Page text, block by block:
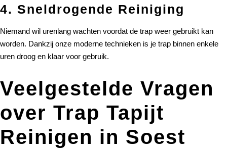
4. Sneldrogende Reiniging
Niemand wil urenlang wachten voordat de trap weer gebruikt kan
worden. Dankzij onze moderne technieken is je trap binnen enkele
uren droog en klaar voor gebruik.
Veelgestelde Vragen
over Trap Tapijt
Reinigen in Soest